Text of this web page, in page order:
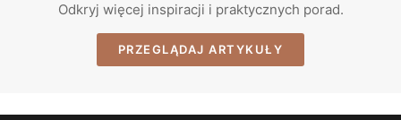
Odkryj więcej inspiracji i praktycznych porad.
PRZEGLĄDAJ ARTYKUŁY